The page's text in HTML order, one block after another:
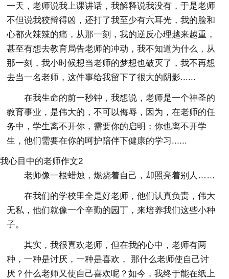
一天，老师说我上课讲话，我解释说我没有，于是老师
不但说我狡辩得凶，还打了我至少有六耳光，我的脸和
心都火辣辣的痛，从那一刻，我的逆反心理越来越重，
甚至有想去教育局告老师的冲动，我不知道为什么，从
那一刻，我小时候想当老师的梦想也破灭了，我不再想
去当一名老师，这件事给我留下了很大的阴影......
在我生命的前一秒钟，我想说，老师是一个神圣的
教育事业，是伟大的，不可以侮辱，因为，在老师的任
务中，学生离不开你，需要你的启明；你也离不开学
生，他们需要在你的呵护陪伴下健康的学习......
我心目中的老师作文2
老师像一根蜡烛，燃烧着自己，却照亮着别人……
在我们的学校里全是好老师，他们认真负责，伟大
无私，他们就像一个辛勤的园丁，来培养我们这些小种
子。
其实，我很喜欢老师，但在我的心中，老师有两
种，一种是讨厌，一种是喜欢， 那什么老师使自己讨
厌？什么老师又使自己喜欢呢？如今，我终于能在纸上